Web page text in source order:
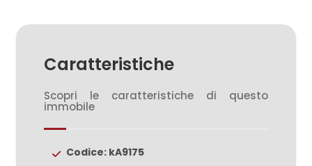
Caratteristiche
Scopri le caratteristiche di questo
immobile
Codice: kA9175
5+
minimi
Qualsiasi